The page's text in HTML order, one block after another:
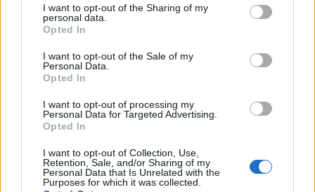
not limited to your visit or usage behaviour. You may click to
grant or deny consent to Google and its third-party tags to
use your data for below specified purposes in below Google
consent section.
I want to opt-out of the Sharing of my
personal data.
Opted In
I want to opt-out of the Sale of my
Personal Data.
Opted In
I want to opt-out of processing my
Personal Data for Targeted Advertising.
Opted In
I want to opt-out of Collection, Use,
Retention, Sale, and/or Sharing of my
Personal Data that Is Unrelated with the
Purposes for which it was collected.
Attivismo digitale e Terzo Settore: come
trasformare il clic in impegno reale
Un'analisi della ricerca su netattivismo e Terzo Settore che
mostra come il web amplifichi l’impegno civico e cosa serve
per renderlo strutturato…
Matteo Pellegrino · 1 Mar 2026
B2B NEWS